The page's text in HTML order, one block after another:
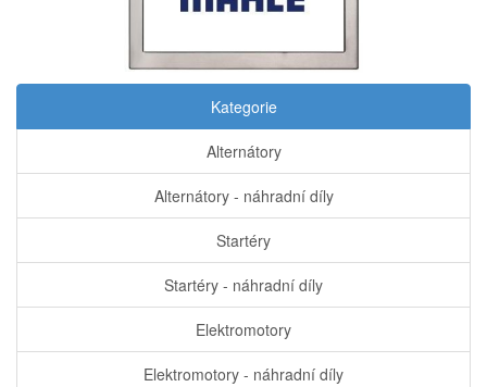
Kategorie
Alternátory
Alternátory - náhradní díly
Startéry
Startéry - náhradní díly
Elektromotory
Elektromotory - náhradní díly